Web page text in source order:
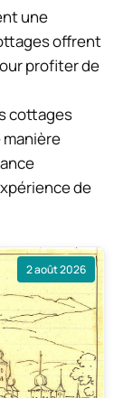
une
offrent
profiter de
cottages
de
2 août 2026